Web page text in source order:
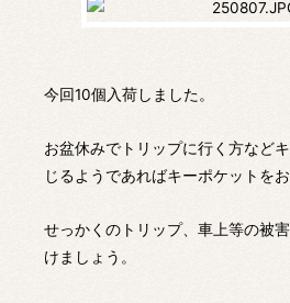
今回10個入荷しました。
お盆休みでトリップに行く方など
じるようであればキーポケットをお
せっかくのトリップ、車上等の被
けましょう。